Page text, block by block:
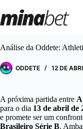
para
o
Análise da Oddete:
ODDETE 12 DE
A próxima partida entre
para o dia 13 de abril de
e promete ser um
Brasileiro Série B.